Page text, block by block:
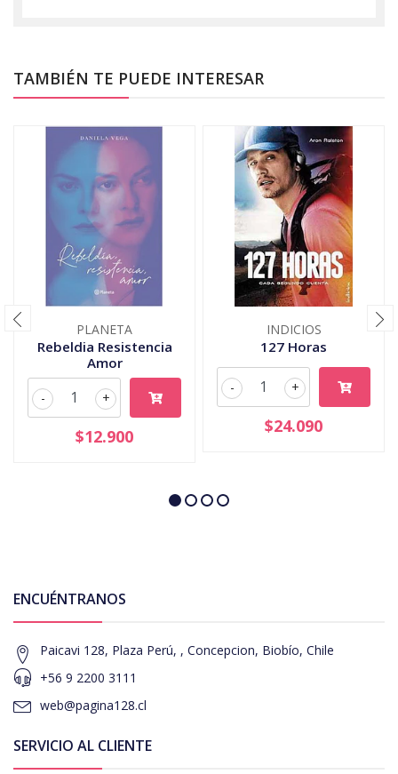
TAMBIÉN TE PUEDE INTERESAR
PLANETA
Rebeldia Resistencia
Amor
+
-
$12.900
INDICIOS
127 Horas
+
-
$24.090
ENCUÉNTRANOS
Paicavi 128, Plaza Perú, , Concepcion, Biobío, Chile
+56 9 2200 3111
web@pagina128.cl
SERVICIO AL CLIENTE